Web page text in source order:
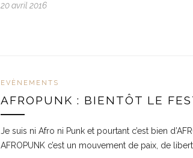
20 avril 2016
EVÈNEMENTS
AFROPUNK : BIENTÔT LE
Je suis ni Afro ni Punk et pourtant c’est bien
AFROPUNK c’est un mouvement de paix, de